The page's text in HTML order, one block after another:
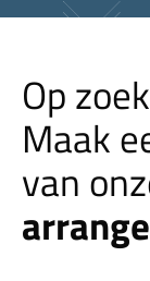
Op
Maak
van